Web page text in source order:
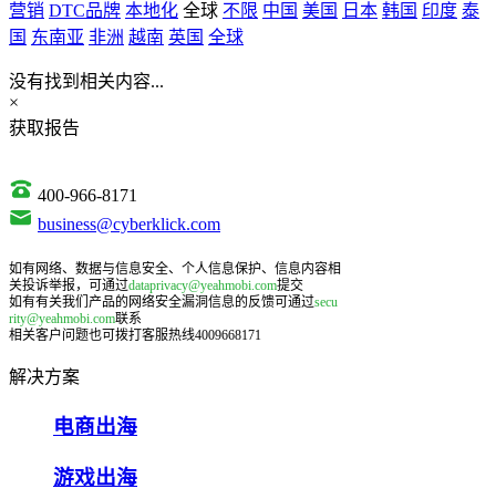
营销 DTC品牌 本地化 全球 不限 中国 美国 日本 韩国 印度 泰
国 东南亚 非洲 越南 英国 全球
没有找到相关内容...
×
获取报告
400-966-8171
business@cyberklick.com
如有网络、数据与信息安全、个人信息保护、信息内容相
关投诉举报，可通过dataprivacy@yeahmobi.com提交
如有有关我们产品的网络安全漏洞信息的反馈可通过secu
rity@yeahmobi.com联系
相关客户问题也可拨打客服热线4009668171
解决方案
电商出海
游戏出海